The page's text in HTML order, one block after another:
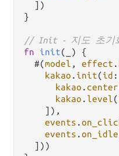
  ])
}
// Init - 지도 초기
fn
init(_) {
  #(
model , effect .
kakao . init(id :
kakao .center
kakao . level(
    ]),
events .
events .on_idle
  ]))